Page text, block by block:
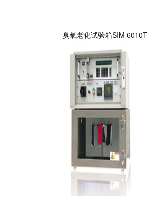
臭氧老化试验箱SIM 6010T